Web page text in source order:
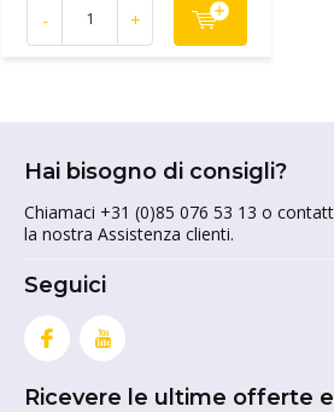
- +
Hai bisogno di consigli?
Chiamaci +31 (0)85 076 53 13 o
la nostra Assistenza clienti.
Seguici
Ricevere le ultime offerte